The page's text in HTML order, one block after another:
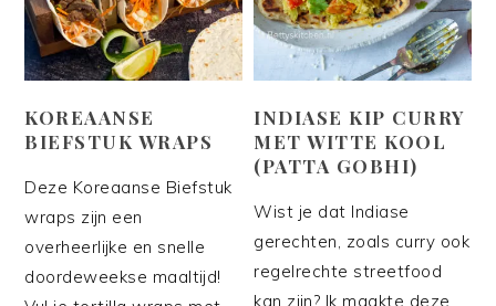
KOREAANSE
BIEFSTUK WRAPS
Deze Koreaanse Biefstuk
wraps zijn een
overheerlijke en snelle
doordeweekse maaltijd!
INDIASE KIP CURRY
MET WITTE KOOL
(PATTA GOBHI)
Wist je dat Indiase
gerechten, zoals curry ook
regelrechte streetfood
kan zijn? Ik maakte deze